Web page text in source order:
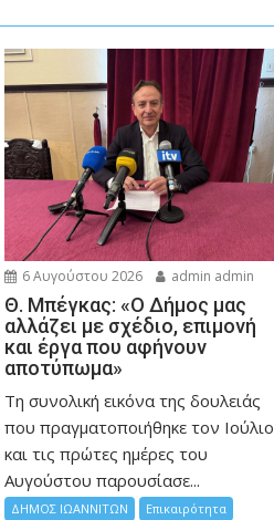
6 Αυγούστου 2026 admin admin
Θ. Μπέγκας: «Ο Δήμος μας
αλλάζει με σχέδιο, επιμονή
και έργα που αφήνουν
αποτύπωμα»
Τη συνολική εικόνα της δουλειάς
που πραγματοποιήθηκε τον Ιούλιο
και τις πρώτες ημέρες του
Αυγούστου παρουσίασε...
ΔΗΜΟΣ ΙΩΑΝΝΙΤΩΝ
Επικαιρότητα